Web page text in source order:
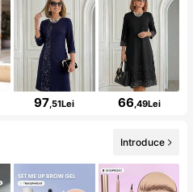
97 ,51Lei 66 ,49Lei
Introduce